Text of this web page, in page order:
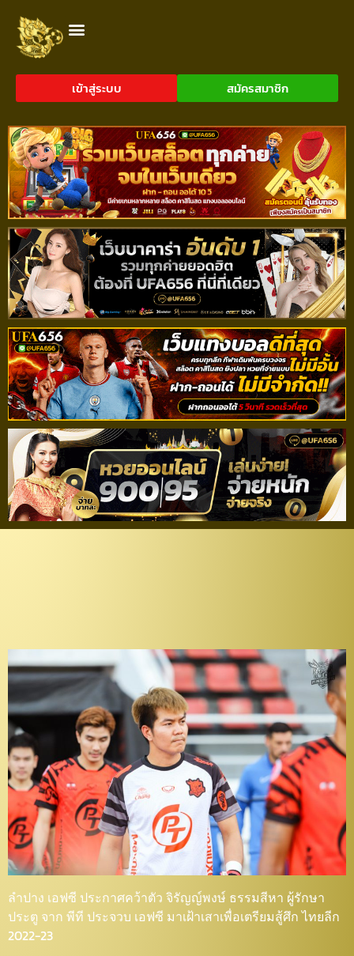
เข้าสู่ระบบ สมัครสมาชิก
ลำปาง เอฟซี ประกาศคว้าตัว จิรัญญ์พงษ์ ธรรมสีหา ผู้รักษา
ประตู จาก​ พีที ประจวบ เอฟซี มาเฝ้าเสาเพื่อเตรียมสู้ศึก ไทยลีก
2022-23